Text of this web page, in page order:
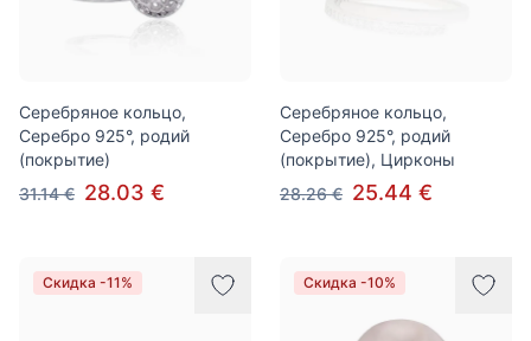
Серебряное кольцо,
Серебро 925°, родий
(покрытие)
31.14 € 28.03 €
Серебряное кольцо,
Серебро 925°, родий
(покрытие), Цирконы
28.26 € 25.44 €
Скидка -11% Скидка -10%